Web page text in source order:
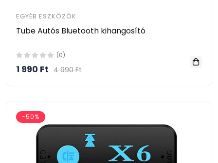
EGYÉB ESZKÖZÖK
Tube Autós Bluetooth kihangosító
(0)
1 990 Ft 4 990 Ft
-50%